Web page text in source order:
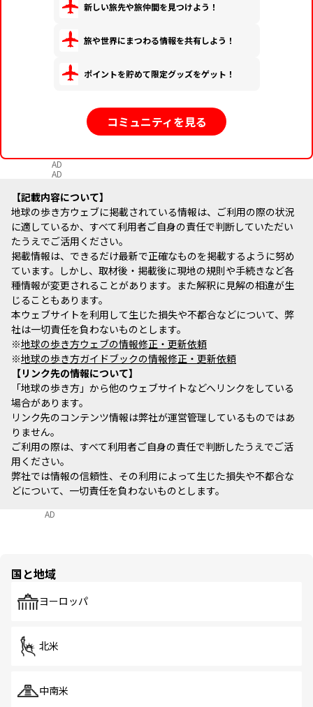
新しい旅先や旅仲間を見つけよう！
旅や世界にまつわる情報を共有しよう！
ポイントを貯めて限定グッズをゲット！
コミュニティを見る
AD
AD
記載内容について
地球の歩き方ウェブに掲載されている情報は、ご利用の際の状況
に適しているか、すべて利用者ご自身の責任で判断していただい
たうえでご活用ください。
掲載情報は、できるだけ最新で正確なものを掲載するように努め
ています。しかし、取材後・掲載後に現地の規則や手続きなど各
種情報が変更されることがあります。また解釈に見解の相違が生
じることもあります。
本ウェブサイトを利用して生じた損失や不都合などについて、弊
社は一切責任を負わないものとします。
※地球の歩き方ウェブの情報修正・更新依頼
※地球の歩き方ガイドブックの情報修正・更新依頼
リンク先の情報について
「地球の歩き方」から他のウェブサイトなどへリンクをしている
場合があります。
リンク先のコンテンツ情報は弊社が運営管理しているものではあ
りません。
ご利用の際は、すべて利用者ご自身の責任で判断したうえでご活
用ください。
弊社では情報の信頼性、その利用によって生じた損失や不都合な
どについて、一切責任を負わないものとします。
AD
国と地域
ヨーロッパ
北米
中南米